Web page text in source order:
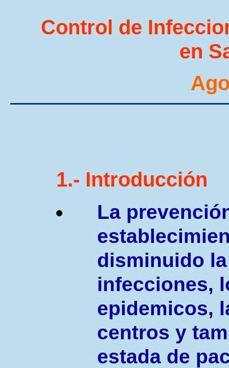
Control de
en
1.- Introducción
La
disminuido
infecciones,
epidemicos,
centros y
estada de